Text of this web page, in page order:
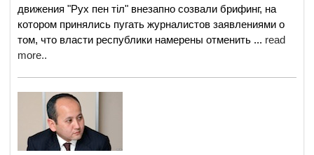
движения "Рух пен тіл" внезапно созвали брифинг, на
котором принялись пугать журналистов заявлениями о
том, что власти республики намерены отменить ... read
more..